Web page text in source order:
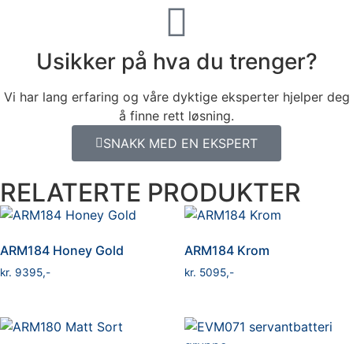
Usikker på hva du trenger?
Vi har lang erfaring og våre dyktige eksperter hjelper deg
å finne rett løsning.
SNAKK MED EN EKSPERT
RELATERTE PRODUKTER
ARM184 Honey Gold
kr 9395
ARM184 Krom
kr 5095